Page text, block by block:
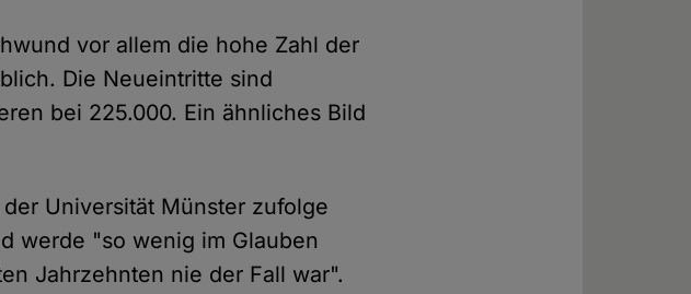
vor allem die hohe Zahl der
Die Neueintritte sind
bei 225.000. Ein ähnliches Bild
Universität Münster zufolge
werde "so wenig im Glauben
Jahrzehnten nie der Fall war".